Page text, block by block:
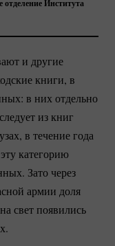
Института
и другие
книги, в
в них отдельно
из книг
в течение года
категорию
Зато через
армии доля
свет появились